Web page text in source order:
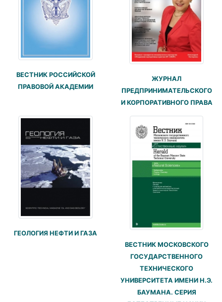
ВЕСТНИК РОССИЙСКОЙ
ПРАВОВОЙ АКАДЕМИИ
ЖУРНАЛ
ПРЕДПРИНИМАТЕЛЬСКОГО
И КОРПОРАТИВНОГО ПРАВА
ГЕОЛОГИЯ НЕФТИ И ГАЗА
ВЕСТНИК МОСКОВСКОГО
ГОСУДАРСТВЕННОГО
ТЕХНИЧЕСКОГО
УНИВЕРСИТЕТА ИМЕНИ Н.Э.
БАУМАНА. СЕРИЯ